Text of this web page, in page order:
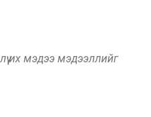
их мэдээ мэдээллийг